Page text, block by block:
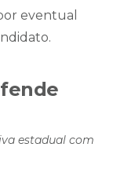
eventual
estadual com